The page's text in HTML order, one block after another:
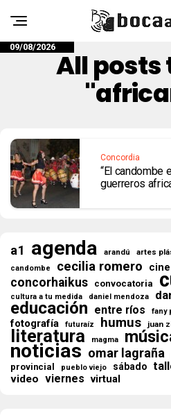
09/08/2026
All posts
Concordia
“El candombe
guerreros
a1 agenda arandú artes
candombe cecilia romero cine
concorhaikus convocatoria
cultura a tu medida daniel mendoza
educación entre ríos fany
fotografía futuraíz humus juan
literatura magma
noticias omar lagraña
provincial pueblo viejo sábado
video viernes virtual